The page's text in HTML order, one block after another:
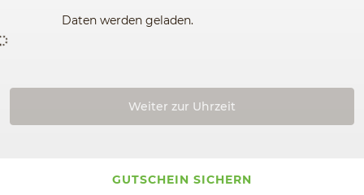
Daten werden geladen.
Weiter zur Uhrzeit
GUTSCHEIN SICHERN